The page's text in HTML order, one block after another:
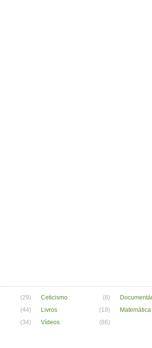
(29) Ceticismo (8)
(44) Livros (18)
Matemática
(34) Vídeos (86)